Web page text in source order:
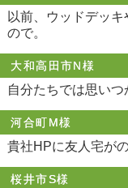
以前、ウッドデッ
ので。
大和高田市N様
自分たちでは思いつ
河合町M様
貴社HPに友人宅が
桜井市S様